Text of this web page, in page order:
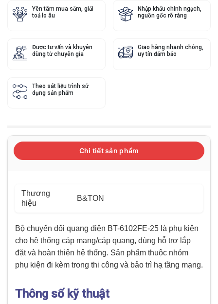
Yên tâm mua sắm, giải
toả lo âu
Nhập khẩu chính ngạch,
nguồn gốc rõ ràng
Được tư vấn và khuyên
dùng từ chuyên gia
Giao hàng nhanh chóng,
uy tín đảm bảo
Theo sát liệu trình sử
dụng sản phẩm
Chi tiết sản phẩm
Thương
hiệu
B&TON
Bộ chuyển đổi quang điện BT-6102FE-25 là phụ kiện
cho hệ thống cáp mạng/cáp quang, dùng hỗ trợ lắp
đặt và hoàn thiện hệ thống. Sản phẩm thuộc nhóm
phụ kiện đi kèm trong thi công và bảo trì hạ tầng mạng.
Thông số kỹ thuật